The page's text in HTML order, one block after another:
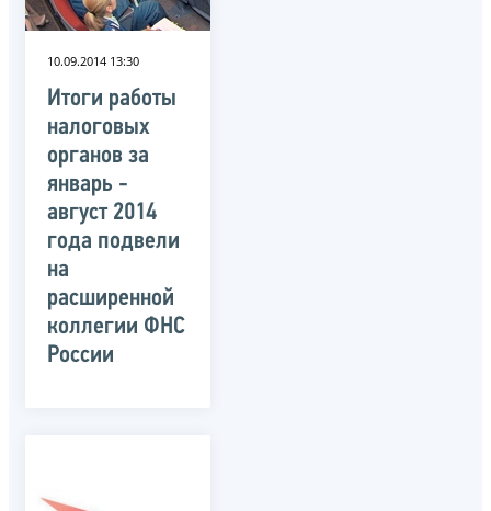
10.09.2014 13:30
Итоги работы
налоговых
органов за
январь -
август 2014
года подвели
на
расширенной
коллегии ФНС
России